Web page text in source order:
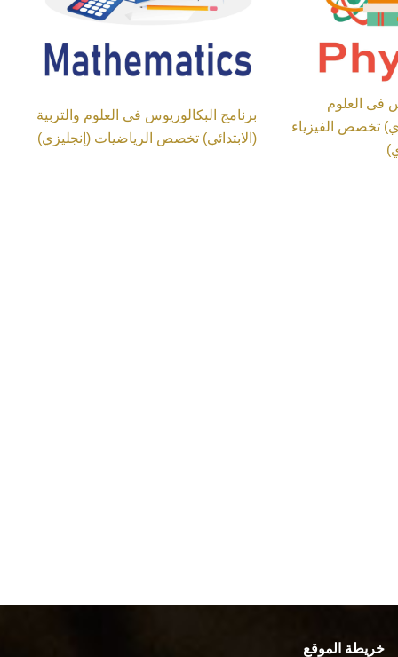
فى العلوم
تخصص الفيزياء
برنامج البكالوريوس فى العلوم والتربية
(الابتدائي) تخصص الرياضيات (إنجليزي)
خريطة الموقع